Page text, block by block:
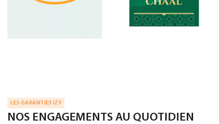
LES GARANTIES IZY
NOS ENGAGEMENTS AU QUOTIDIEN